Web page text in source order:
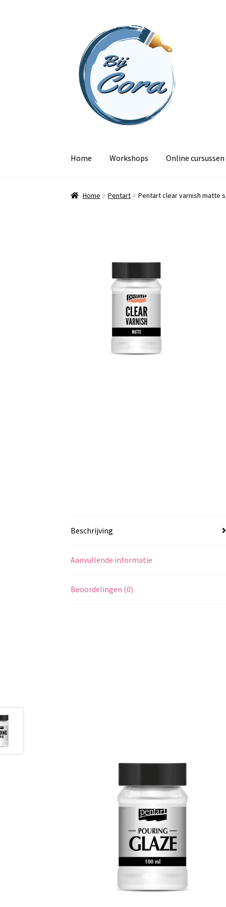
naar
navigatie
inhoud
Home Workshops Online cursussen
Home Pentart Pentart clear varnish matte
Beschrijving
Aanvullende informatie
Beoordelingen (0)